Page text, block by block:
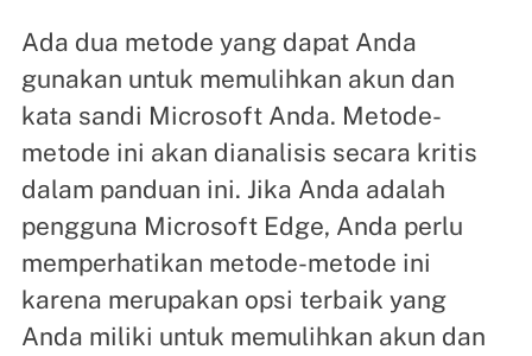
Ada dua metode yang dapat Anda
gunakan untuk memulihkan akun dan
kata sandi Microsoft Anda. Metode-
metode ini akan dianalisis secara kritis
dalam panduan ini. Jika Anda adalah
pengguna Microsoft Edge, Anda perlu
memperhatikan metode-metode ini
karena merupakan opsi terbaik yang
Anda miliki untuk memulihkan akun dan